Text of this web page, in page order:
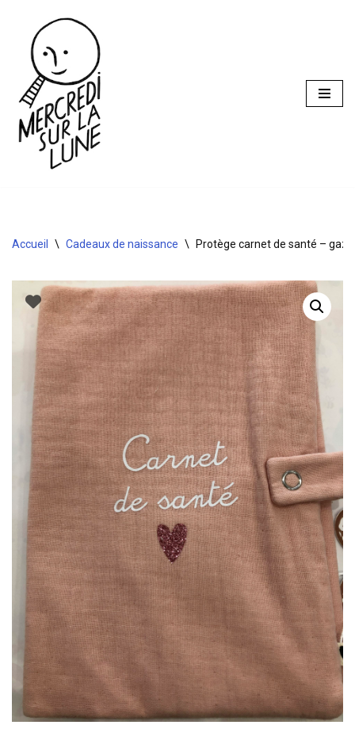
Aller
contenu
Accueil \ Cadeaux de naissance \ Protège carnet de santé –